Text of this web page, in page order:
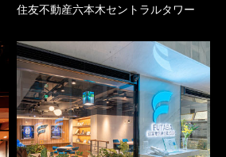
住友不動産六本木セントラルタワー